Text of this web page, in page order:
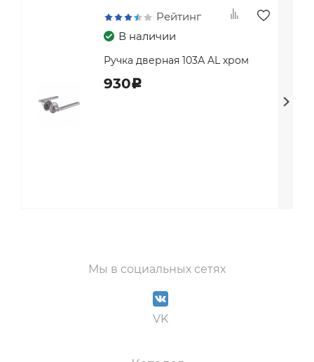
Рейтинг
В наличии
Ручка дверная 103А AL хром
930c
Мы в социальных сетях
VK